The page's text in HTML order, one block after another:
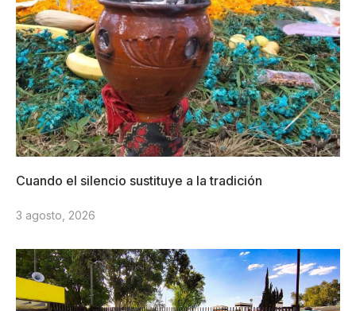
Cuando el silencio sustituye a la tradición
3 agosto, 2026